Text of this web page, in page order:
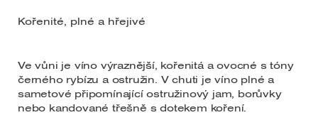
Kořenité, plné a hřejivé
Ve vůni je víno výraznější, kořenitá a ovocné s tóny
černého rybízu a ostružin. V chuti je víno plné a
sametové připomínající ostružinový jam, borůvky
nebo kandované třešně s dotekem koření.